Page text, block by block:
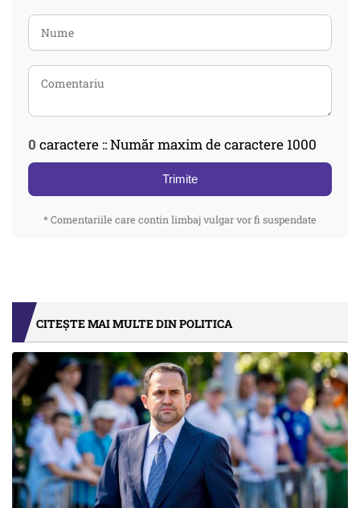
0 caractere :: Număr maxim de caractere 1000
Trimite
* Comentariile care contin limbaj vulgar vor fi suspendate
CITEȘTE MAI MULTE DIN POLITICA